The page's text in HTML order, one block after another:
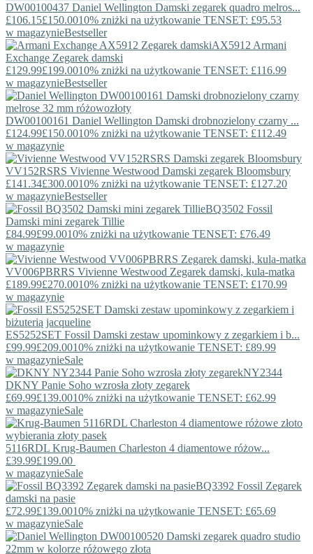
DW00100437 Daniel Wellington Damski zegarek quadro melros...
£106.15£150.0010% zniżki na użytkowanie TENSET: £95.53
w magazynieBestseller
AX5912 Armani
Exchange Zegarek damski
£129.99£199.0010% zniżki na użytkowanie TENSET: £116.99
w magazynieBestseller
DW00100161 Daniel Wellington Damski drobnozielony czarny ...
£124.99£150.0010% zniżki na użytkowanie TENSET: £112.49
w magazynie
VV152RSRS Vivienne Westwood Damski zegarek Bloomsbury
£141.34£300.0010% zniżki na użytkowanie TENSET: £127.20
w magazynieBestseller
BQ3502 Fossil
Damski mini zegarek Tillie
£84.99£99.0010% zniżki na użytkowanie TENSET: £76.49
w magazynie
VV006PBRRS Vivienne Westwood Zegarek damski, kula-matka
£189.99£270.0010% zniżki na użytkowanie TENSET: £170.99
w magazynie
ES5252SET Fossil Damski zestaw upominkowy z zegarkiem i b...
£99.99£209.0010% zniżki na użytkowanie TENSET: £89.99
w magazynieSale
NY2344
DKNY Panie Soho wzrosła złoty zegarek
£69.99£139.0010% zniżki na użytkowanie TENSET: £62.99
w magazynieSale
5116RDL Krug-Baumen Charleston 4 diamentowe różow...
£39.99£199.00
w magazynieSale
BQ3392 Fossil Zegarek
damski na pasie
£72.99£139.0010% zniżki na użytkowanie TENSET: £65.69
w magazynieSale